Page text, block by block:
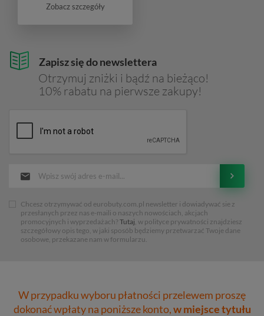
Zapisz się do newslettera
Otrzymuj zniżki i bądź na bieżąco!
10% rabatu na pierwsze zakupy!
Chcesz otrzymywać od eurobuty.com.pl newsletter i dowiadywać sie z
przesłanych przez nas e-maili o naszych nowościach, akcjach
promocyjnych i wyprzedażach? Tutaj, w polityce prywatności znajdziesz
szczegółowy opis tego, w jaki sposób będziemy przetwarzać Twoje dane
osobowe, przekazane nam w formularzu.
Zobacz szczegóły
W przypadku wyboru płatności przelewem proszę
dokonać wpłaty na poniższe konto,w miejsce tytułu